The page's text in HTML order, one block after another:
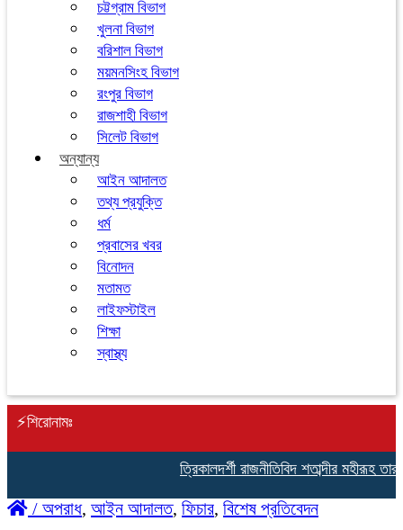
চট্টগ্রাম বিভাগ
খুলনা বিভাগ
বরিশাল বিভাগ
ময়মনসিংহ বিভাগ
রংপুর বিভাগ
রাজশাহী বিভাগ
সিলেট বিভাগ
অন্যান্য
আইন আদালত
তথ্য প্রযুক্তি
ধর্ম
প্রবাসের খবর
বিনোদন
মতামত
লাইফস্টাইল
শিক্ষা
স্বাস্থ্য
⚡শিরোনামঃ
ত্রিকালদর্শী রাজনীতিবিদ শতাব্দীর মহীরূহ তারু
/ অপরাধ, আইন আদালত, ফিচার, বিশেষ প্রতিবেদন